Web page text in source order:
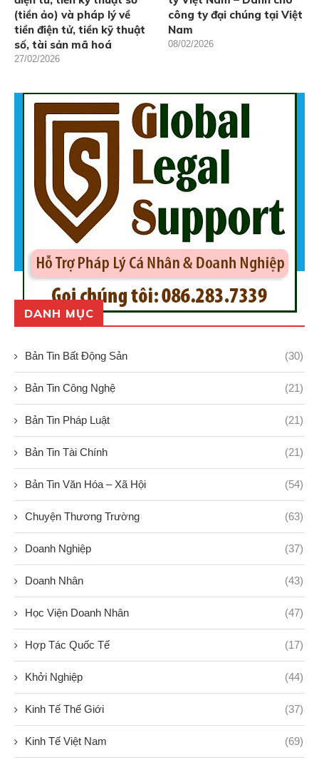
(tiền ảo) và pháp lý về
tiền điện tử, tiền kỹ thuật
số, tài sản mã hoá
27/02/2026
công ty đại chúng tại Việt
Nam
08/02/2026
DANH MỤC
Bản Tin Bất Động Sản (30)
Bản Tin Công Nghệ (21)
Bản Tin Pháp Luật (21)
Bản Tin Tài Chính (21)
Bản Tin Văn Hóa – Xã Hội (54)
Chuyện Thương Trường (63)
Doanh Nghiệp (37)
Doanh Nhân (43)
Học Viện Doanh Nhân (47)
Hợp Tác Quốc Tế (17)
Khởi Nghiệp (44)
Kinh Tế Thế Giới (37)
Kinh Tế Việt Nam (69)